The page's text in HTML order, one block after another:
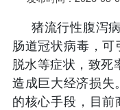
猪流行性腹泻
肠道冠状病毒，可
脱水等症状，致死
造成巨大经济损
的核心手段，目前